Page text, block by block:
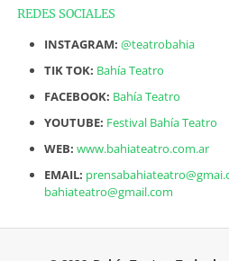
REDES SOCIALES
INSTAGRAM: @teatrobahia
TIK TOK: Bahía Teatro
FACEBOOK: Bahía Teatro
YOUTUBE: Festival Bahía Teatro
WEB: www.bahiateatro.com.ar
EMAIL:
bahiateatro@gmail.com